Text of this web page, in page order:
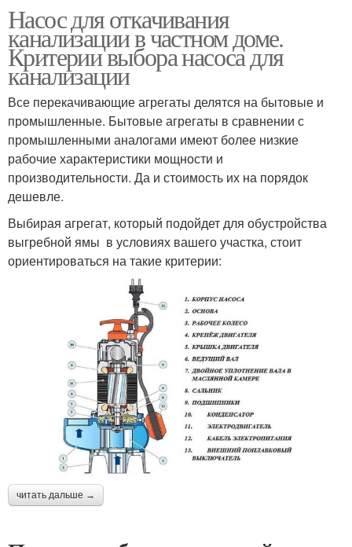
Насос для откачивания
канализации в частном доме.
Критерии выбора насоса для
канализации
Все перекачивающие агрегаты делятся на бытовые и
промышленные. Бытовые агрегаты в сравнении с
промышленными аналогами имеют более низкие
рабочие характеристики мощности и
производительности. Да и стоимость их на порядок
дешевле.
Выбирая агрегат, который подойдет для обустройства
выгребной ямы в условиях вашего участка, стоит
ориентироваться на такие критерии:
читать дальше →